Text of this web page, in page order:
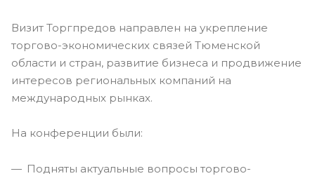
Визит Торгпредов направлен на укрепление
торгово-экономических связей Тюменской
области и стран, развитие бизнеса и продвижение
интересов региональных компаний на
международных рынках.
На конференции были:
Подняты актуальные вопросы торгово-